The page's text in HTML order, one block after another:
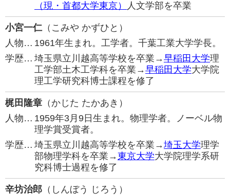
（現・首都大学東京）
人文学部を卒業
小宮一仁（こみや かずひと）
人物… 1961年生まれ。工学者。千葉工業大学学長。
学歴… 埼玉県立川越高等学校を卒業→早稲田大学理
工学部土木工学科を卒業→早稲田大学大学院
理工学研究科博士課程を修了
梶田隆章 （かじた たかあき）
人物… 1959年3月9日生まれ。物理学者。ノーベル物
理学賞受賞者。
学歴… 埼玉県立川越高等学校を卒業→埼玉大学理学
部物理学科を卒業→東京大学大学院理学系研
究科博士過程を修了
辛坊治郎 （しんぼう じろう）